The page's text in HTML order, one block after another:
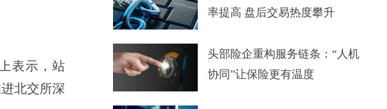
表示，站
北交所深
率提高 盘后交易热度攀升
头部险企重构服务链条：“人机
协同”让保险更有温度